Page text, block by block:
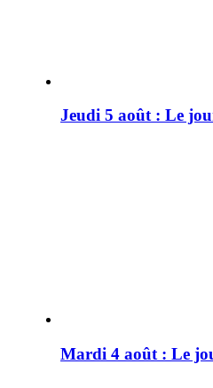
Jeudi 5 août : Le
Mardi 4 août : Le